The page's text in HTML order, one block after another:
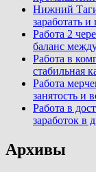
Нижний
заработать и
Работа 2
баланс
Работа в
стабильная
Работа
занятость и
Работа в
заработок в
Архивы